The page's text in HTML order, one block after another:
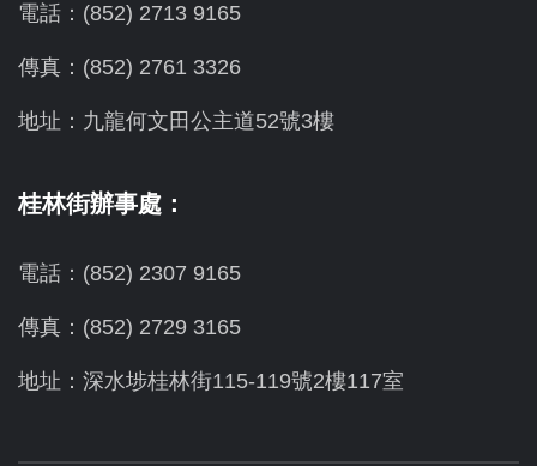
電話：(852) 2713 9165
傳真：(852) 2761 3326
地址：九龍何文田公主道52號3樓
桂林街辦事處：
電話：(852) 2307 9165
傳真：(852) 2729 3165
地址：深水埗桂林街115-119號2樓117室